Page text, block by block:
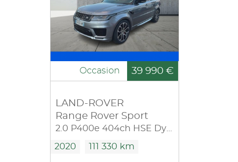
Occasion 39 990 €
LAND-ROVER
Range Rover Sport
2.0 P400e 404ch HSE Dynamic Mark IX
2020 111 330 km